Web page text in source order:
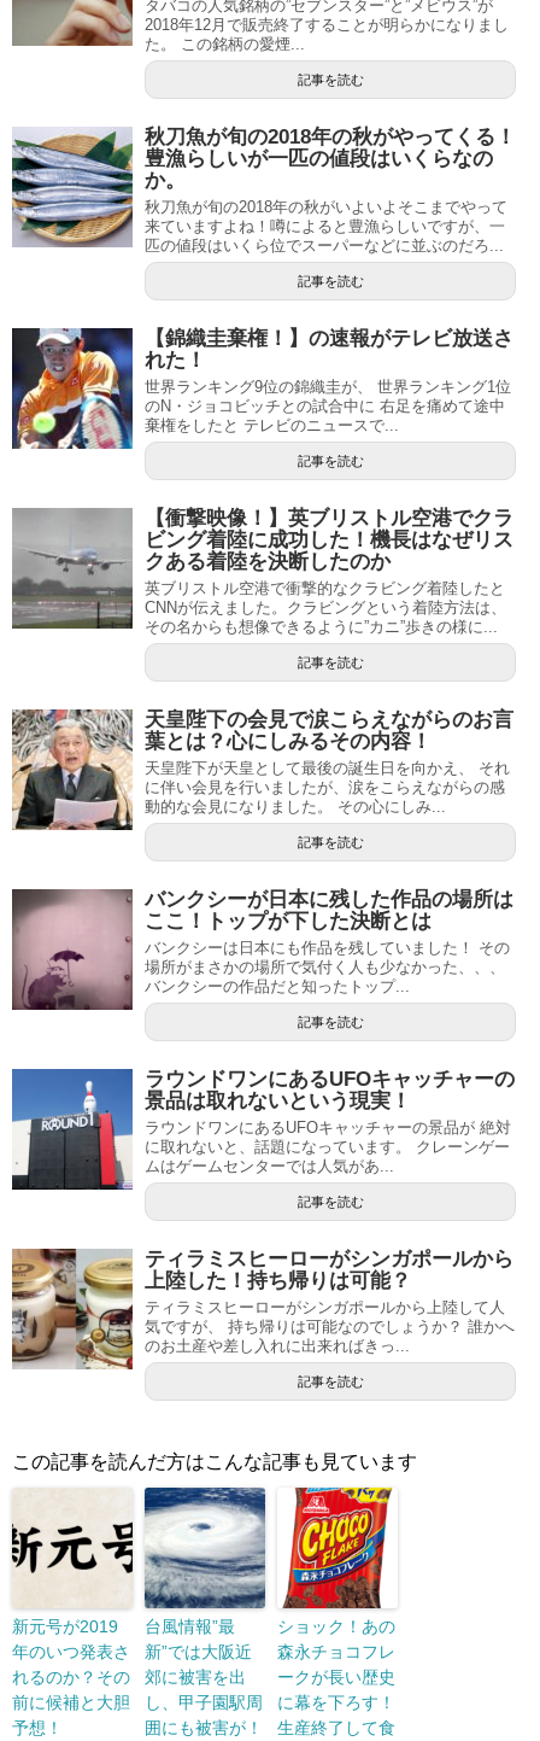
タバコの人気銘柄の”セブンスター”と”メビウス”が
2018年12月で販売終了することが明らかになりまし
た。 この銘柄の愛煙...
記事を読む
秋刀魚が旬の2018年の秋がやってくる！
豊漁らしいが一匹の値段はいくらなの
か。
秋刀魚が旬の2018年の秋がいよいよそこまでやって
来ていますよね！噂によると豊漁らしいですが、一
匹の値段はいくら位でスーパーなどに並ぶのだろ...
記事を読む
【錦織圭棄権！】の速報がテレビ放送さ
れた！
世界ランキング9位の錦織圭が、 世界ランキング1位
のN・ジョコビッチとの試合中に 右足を痛めて途中
棄権をしたと テレビのニュースで...
記事を読む
【衝撃映像！】英ブリストル空港でクラ
ビング着陸に成功した！機長はなぜリス
クある着陸を決断したのか
英ブリストル空港で衝撃的なクラビング着陸したと
CNNが伝えました。クラビングという着陸方法は、
その名からも想像できるように”カニ”歩きの様に...
記事を読む
天皇陛下の会見で涙こらえながらのお言
葉とは？心にしみるその内容！
天皇陛下が天皇として最後の誕生日を向かえ、 それ
に伴い会見を行いましたが、涙をこらえながらの感
動的な会見になりました。 その心にしみ...
記事を読む
バンクシーが日本に残した作品の場所は
ここ！トップが下した決断とは
バンクシーは日本にも作品を残していました！ その
場所がまさかの場所で気付く人も少なかった、、、
バンクシーの作品だと知ったトップ...
記事を読む
ラウンドワンにあるUFOキャッチャーの
景品は取れないという現実！
ラウンドワンにあるUFOキャッチャーの景品が 絶対
に取れないと、話題になっています。 クレーンゲー
ムはゲームセンターでは人気があ...
記事を読む
ティラミスヒーローがシンガポールから
上陸した！持ち帰りは可能？
ティラミスヒーローがシンガポールから上陸して人
気ですが、 持ち帰りは可能なのでしょうか？ 誰かへ
のお土産や差し入れに出来ればきっ...
記事を読む
この記事を読んだ方はこんな記事も見ています
新元号が2019
年のいつ発表さ
れるのか？その
前に候補と大胆
予想！
台風情報”最
新”では大阪近
郊に被害を出
し、甲子園駅周
囲にも被害が！
ショック！あの
森永チョコフレ
ークが長い歴史
に幕を下ろす！
生産終了して食